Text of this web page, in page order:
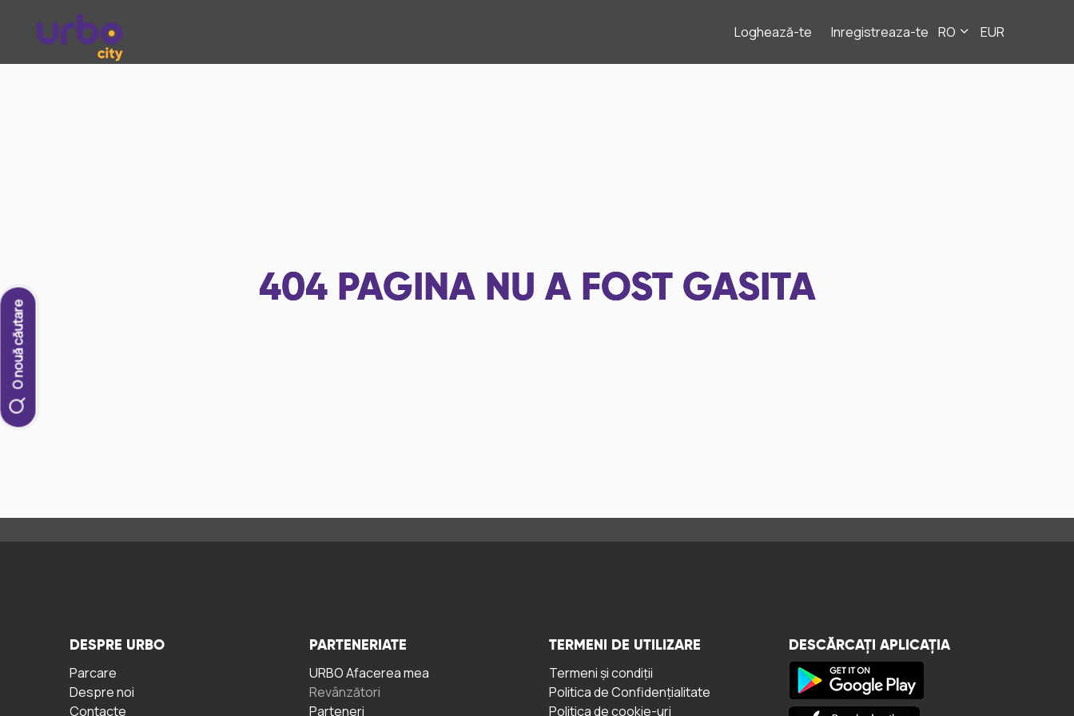
Loghează-te Inregistreaza-te RO EUR
O nouă căutare
404 PAGINA NU A FOST GASITA
DESPRE URBO
Parcare
Despre noi
Contacte
PARTENERIATE
URBO Afacerea mea
Revânzători
Parteneri
TERMENI DE UTILIZARE
Termeni și condiții
Politica de Confidențialitate
Politica de cookie-uri
DESCĂRCAȚI APLICAȚIA